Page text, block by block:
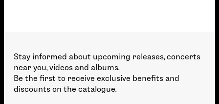
Stay informed about upcoming releases, concerts
near you, videos and albums.
Be the first to receive exclusive benefits and
discounts on the catalogue.